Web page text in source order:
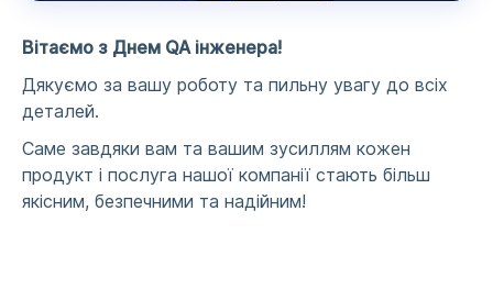
Вітаємо з Днем QA інженера!
Дякуємо за вашу роботу та пильну увагу до всіх
деталей.
Саме завдяки вам та вашим зусиллям кожен
продукт і послуга нашої компанії стають більш
якісним, безпечними та надійним!